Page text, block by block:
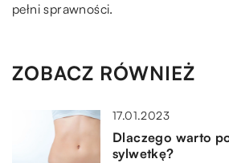
pełni sprawności.
ZOBACZ RÓWNIEŻ
17.01.2023
Dlaczego warto
sylwetkę?